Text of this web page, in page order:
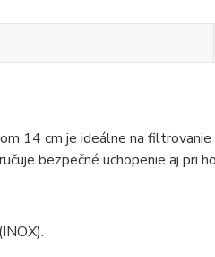
14 cm je ideálne na
bezpečné uchopenie aj pri